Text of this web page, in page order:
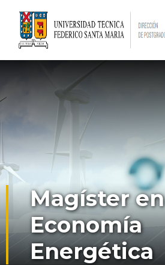
Magíster en
Economía
Energética